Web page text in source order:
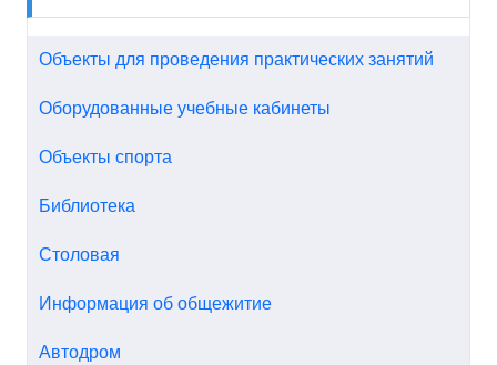
Объекты для проведения практических занятий
Оборудованные учебные кабинеты
Объекты спорта
Библиотека
Столовая
Информация об общежитие
Автодром